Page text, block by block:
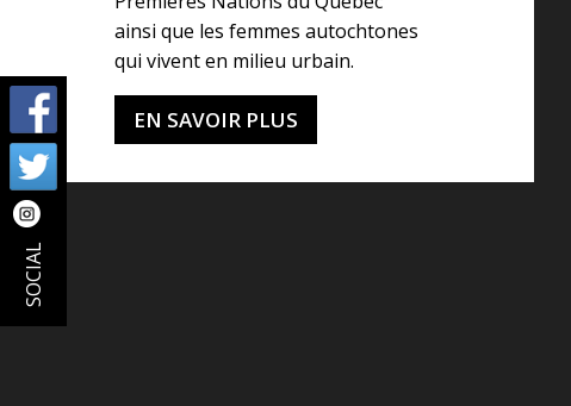
SOCIAL
ainsi que les femmes autochtones
qui vivent en milieu urbain.
EN SAVOIR PLUS